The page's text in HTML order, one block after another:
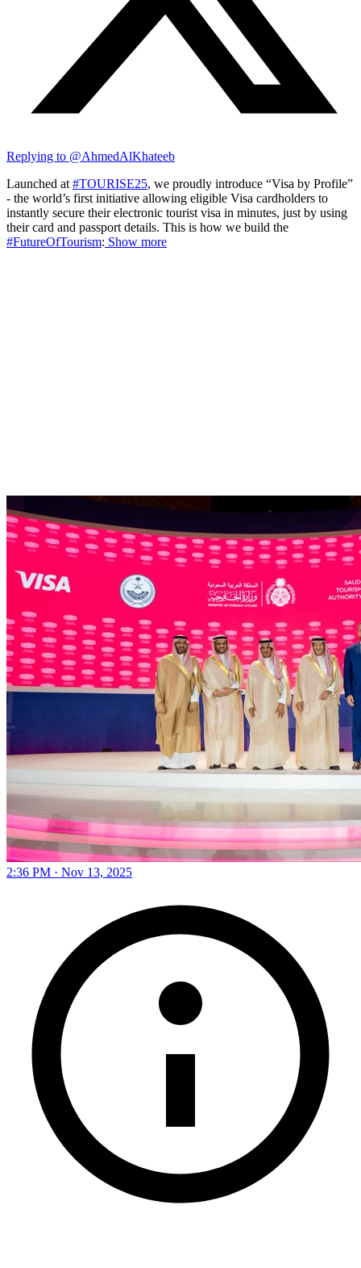
Replying to @AhmedAlKhateeb
Launched at#TOURISE25, we proudly introduce “Visa by Profile”
- the world’s first initiative allowing eligible Visa cardholders to
instantly secure their electronic tourist visa in minutes, just by using
their card and passport details. This is how we build the
#FutureOfTourism: Show more
2:36 PM · Nov 13, 2025